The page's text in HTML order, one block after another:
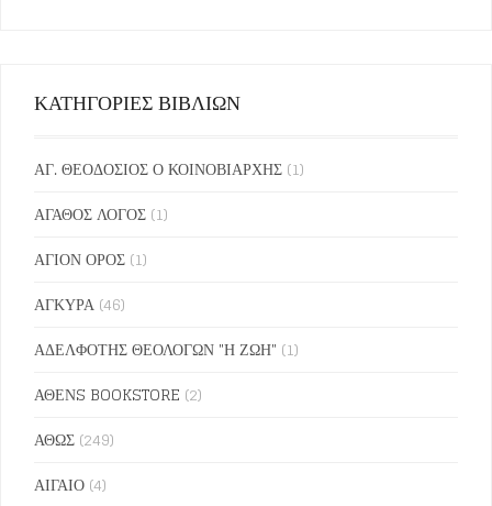
ΚΑΤΗΓΟΡΙΕΣ ΒΙΒΛΙΩΝ
ΑΓ. ΘΕΟΔΟΣΙΟΣ Ο ΚΟΙΝΟΒΙΑΡΧΗΣ (1)
ΑΓΑΘΟΣ ΛΟΓΟΣ (1)
ΑΓΙΟΝ ΟΡΟΣ (1)
ΑΓΚΥΡΑ (46)
ΑΔΕΛΦΟΤΗΣ ΘΕΟΛΟΓΩΝ "Η ΖΩΗ" (1)
ΑΘΕΝS BOOKSTORE (2)
ΑΘΩΣ (249)
ΑΙΓΑΙΟ (4)